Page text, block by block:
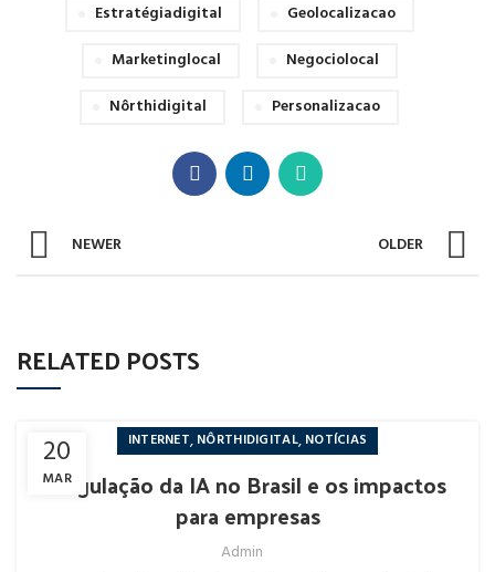
Estratégiadigital
Geolocalizacao
Marketinglocal
Negociolocal
Nôrthidigital
Personalizacao
NEWER OLDER
RELATED POSTS
20
MAR
INTERNET, NÔRTHIDIGITAL, NOTÍCIAS
Regulação da IA no Brasil e os impactos
para empresas
Admin